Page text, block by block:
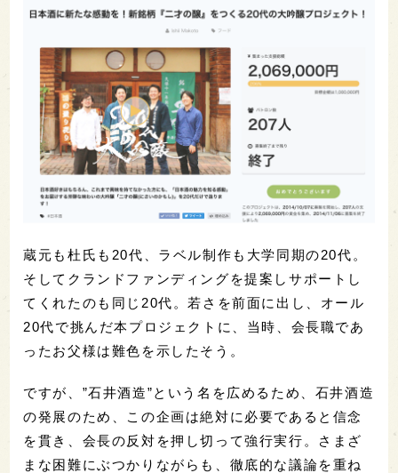
蔵元も杜氏も20代、ラベル制作も大学同期の20代。
そしてクランドファンディングを提案しサポートし
てくれたのも同じ20代。若さを前面に出し、オール
20代で挑んだ本プロジェクトに、当時、会長職であ
ったお父様は難色を示したそう。
ですが、”石井酒造”という名を広めるため、石井酒造
の発展のため、この企画は絶対に必要であると信念
を貫き、会長の反対を押し切って強行実行。さまざ
まな困難にぶつかりながらも、徹底的な議論を重ね